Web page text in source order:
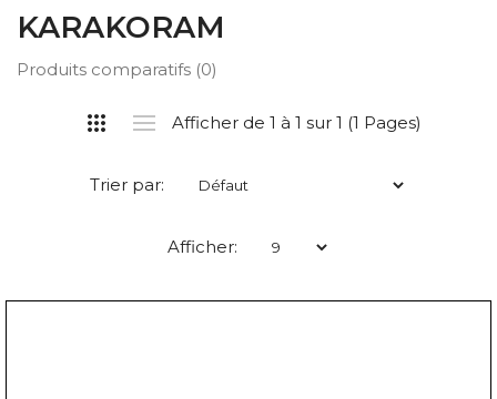
KARAKORAM
Produits comparatifs (0)
Afficher de 1 à 1 sur 1 (1 Pages)
Trier par:
Afficher: